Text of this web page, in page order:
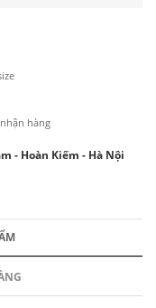
hàng
- Hoàn Kiếm - Hà Nội